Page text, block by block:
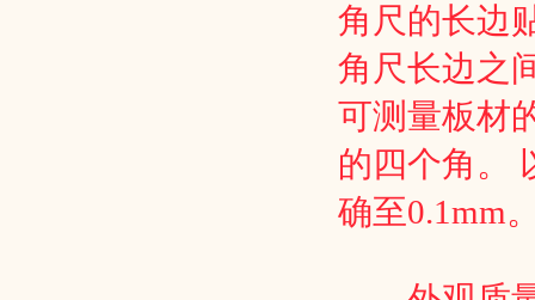
角尺的长边
角尺长边之
可测量板材
的四个角 。
确至0.1mm